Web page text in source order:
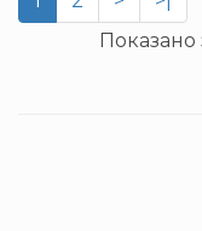
Показано